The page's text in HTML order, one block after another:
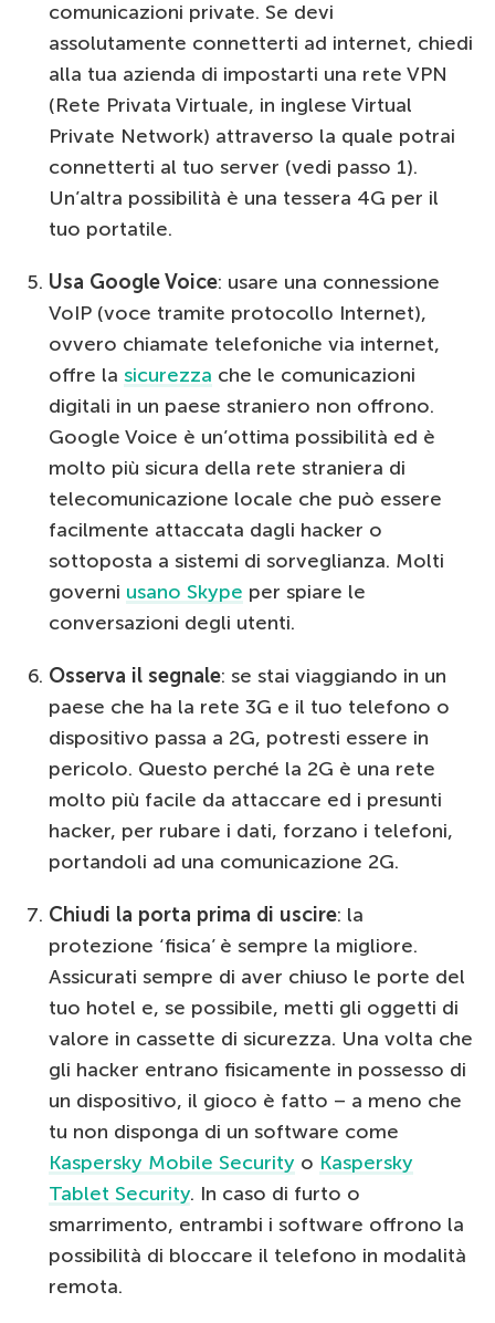
comunicazioni private. Se devi
assolutamente connetterti ad internet, chiedi
alla tua azienda di impostarti una rete VPN
(Rete Privata Virtuale, in inglese Virtual
Private Network) attraverso la quale potrai
connetterti al tuo server (vedi passo 1).
Un’altra possibilità è una tessera 4G per il
tuo portatile.
Usa Google Voice: usare una connessione
VoIP (voce tramite protocollo Internet),
ovvero chiamate telefoniche via internet,
offre la sicurezza che le comunicazioni
digitali in un paese straniero non offrono.
Google Voice è un’ottima possibilità ed è
molto più sicura della rete straniera di
telecomunicazione locale che può essere
facilmente attaccata dagli hacker o
sottoposta a sistemi di sorveglianza. Molti
governi usano Skype per spiare le
conversazioni degli utenti.
Osserva il segnale: se stai viaggiando in un
paese che ha la rete 3G e il tuo telefono o
dispositivo passa a 2G, potresti essere in
pericolo. Questo perché la 2G è una rete
molto più facile da attaccare ed i presunti
hacker, per rubare i dati, forzano i telefoni,
portandoli ad una comunicazione 2G.
Chiudi la porta prima di uscire: la
protezione ‘fisica’ è sempre la migliore.
Assicurati sempre di aver chiuso le porte del
tuo hotel e, se possibile, metti gli oggetti di
valore in cassette di sicurezza. Una volta che
gli hacker entrano fisicamente in possesso di
un dispositivo, il gioco è fatto – a meno che
tu non disponga di un software come
Kaspersky Mobile Security o Kaspersky
Tablet Security. In caso di furto o
smarrimento, entrambi i software offrono la
possibilità di bloccare il telefono in modalità
remota.